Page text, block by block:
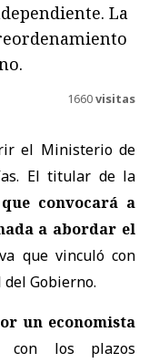
La
1660visitas
el Ministerio de
El titular de la
convocará a
a abordar el
que vinculó con
Gobierno.
un economista
los plazos